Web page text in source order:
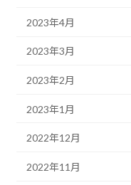
2023年4月
2023年3月
2023年2月
2023年1月
2022年12月
2022年11月